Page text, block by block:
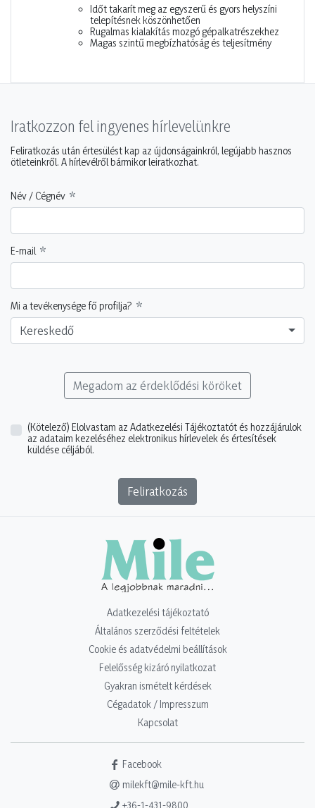
Időt takarít meg az egyszerű és gyors helyszíni
telepítésnek köszönhetően
Rugalmas kialakítás mozgó gépalkatrészekhez
Magas szintű megbízhatóság és teljesítmény
Iratkozzon fel ingyenes hírlevelünkre
Feliratkozás után értesülést kap az újdonságainkról, legújabb hasznos
ötleteinkről. A hírlevélről bármikor leiratkozhat.
Név / Cégnév
E-mail
Mi a tevékenysége fő profilja?
Kereskedő
Megadom az érdeklődési köröket
(Kötelező) Elolvastam az Adatkezelési Tájékoztatót és hozzájárulok
az adataim kezeléséhez elektronikus hírlevelek és értesítések
küldése céljából.
Feliratkozás
Adatkezelési tájékoztató
Általános szerződési feltételek
Cookie és adatvédelmi beállítások
Felelősség kizáró nyilatkozat
Gyakran ismételt kérdések
Cégadatok / Impresszum
Kapcsolat
Facebook
milekft@mile-kft.hu
+36-1-431-9800